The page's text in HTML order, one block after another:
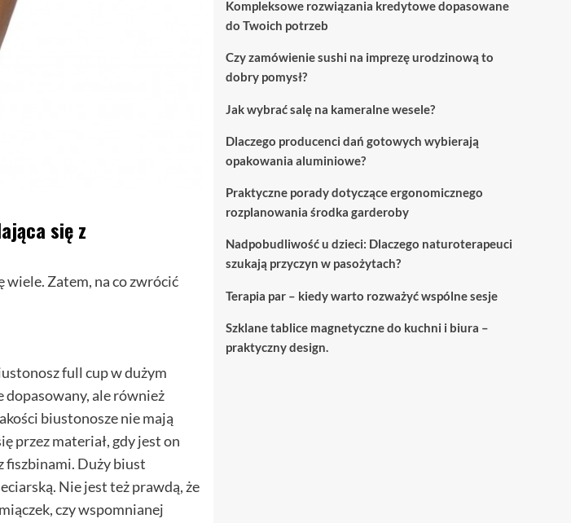
się z
Zatem, na co zwrócić
full cup w dużym
dopasowany, ale również
biustonosze nie mają
przez materiał, gdy jest on
fiszbinami. Duży biust
Nie jest też prawdą, że
czy wspomnianej
Kompleksowe rozwiązania kredytowe dopasowane
do Twoich potrzeb
Czy zamówienie sushi na imprezę urodzinową to
dobry pomysł?
Jak wybrać salę na kameralne wesele?
Dlaczego producenci dań gotowych wybierają
opakowania aluminiowe?
Praktyczne porady dotyczące ergonomicznego
rozplanowania środka garderoby
Nadpobudliwość u dzieci: Dlaczego naturoterapeuci
szukają przyczyn w pasożytach?
Terapia par – kiedy warto rozważyć wspólne sesje
Szklane tablice magnetyczne do kuchni i biura –
praktyczny design.